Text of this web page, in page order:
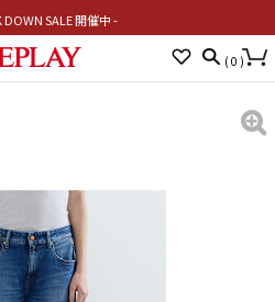
DOWN SALE 開催中 -
( 0 )